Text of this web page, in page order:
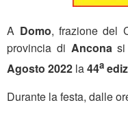
A Domo, frazione del
provincia di Anconasi
Agosto 2022 la44a
Durante la festa, dalle